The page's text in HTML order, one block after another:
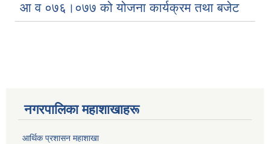
आ व ०७६।०७७ को योजना कार्यक्रम तथा बजेट
नगरपालिका महाशाखाहरू
आर्थिक प्रशासन महाशाखा